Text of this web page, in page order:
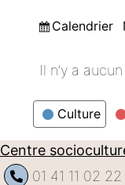
Vue
Calendrier
Il n’y a
Catégories
Culture
Centre
01 41 11 02 22